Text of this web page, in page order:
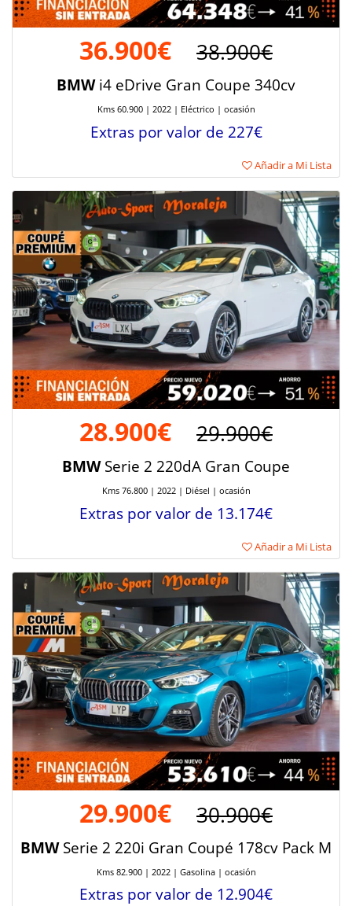
36.900€ 38.900€
BMWi4 eDrive Gran Coupe 340cv
Kms 60.900 | 2022 | Eléctrico | ocasión
Extras por valor de 227€
Añadir a Mi Lista
28.900€ 29.900€
BMWSerie 2 220dA Gran Coupe
Kms 76.800 | 2022 | Diésel | ocasión
Extras por valor de 13.174€
Añadir a Mi Lista
29.900€ 30.900€
BMWSerie 2 220i Gran Coupé 178cv Pack M
Kms 82.900 | 2022 | Gasolina | ocasión
Extras por valor de 12.904€